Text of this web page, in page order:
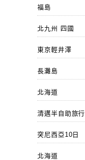
福島
北九州 四國
東京輕井澤
長灘島
北海道
清邁半自助旅行
突尼西亞10日
北海道